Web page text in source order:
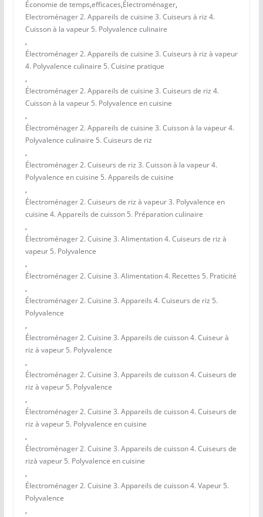
Économie de temps,efficaces,Électroménager,
Electroménager 2. Appareils de cuisine 3. Cuiseurs à riz 4.
Cuisson à la vapeur 5. Polyvalence culinaire
,
Électroménager 2. Appareils de cuisine 3. Cuiseurs à riz à vapeur
4. Polyvalence culinaire 5. Cuisine pratique
,
Électroménager 2. Appareils de cuisine 3. Cuiseurs de riz 4.
Cuisson à la vapeur 5. Polyvalence en cuisine
,
Électroménager 2. Appareils de cuisine 3. Cuisson à la vapeur 4.
Polyvalence culinaire 5. Cuiseurs de riz
,
Électroménager 2. Cuiseurs de riz 3. Cuisson à la vapeur 4.
Polyvalence en cuisine 5. Appareils de cuisine
,
Électroménager 2. Cuiseurs de riz à vapeur 3. Polyvalence en
cuisine 4. Appareils de cuisson 5. Préparation culinaire
,
Électroménager 2. Cuisine 3. Alimentation 4. Cuiseurs de riz à
vapeur 5. Polyvalence
,
Électroménager 2. Cuisine 3. Alimentation 4. Recettes 5. Praticité
,
Électroménager 2. Cuisine 3. Appareils 4. Cuiseurs de riz 5.
Polyvalence
,
Électroménager 2. Cuisine 3. Appareils de cuisson 4. Cuiseur à
riz à vapeur 5. Polyvalence
,
Électroménager 2. Cuisine 3. Appareils de cuisson 4. Cuiseurs de
riz à vapeur 5. Polyvalence
,
Électroménager 2. Cuisine 3. Appareils de cuisson 4. Cuiseurs de
riz à vapeur 5. Polyvalence en cuisine
,
Électroménager 2. Cuisine 3. Appareils de cuisson 4. Cuiseurs de
rizà vapeur 5. Polyvalence en cuisine
,
Électroménager 2. Cuisine 3. Appareils de cuisson 4. Vapeur 5.
Polyvalence
,